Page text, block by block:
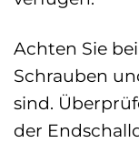
Achten Sie
Schrauben
sind.
der